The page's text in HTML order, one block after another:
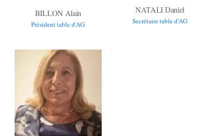
BILLON Alain
Président table d'AG
NATALI Daniel
Secrétaire table d'AG